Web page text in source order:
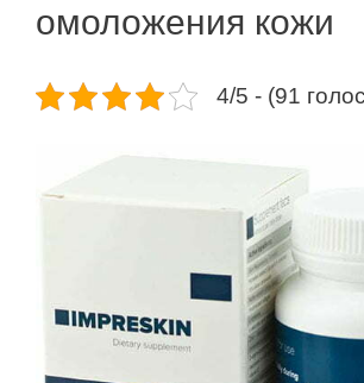
омоложения кожи
4/5 - (91